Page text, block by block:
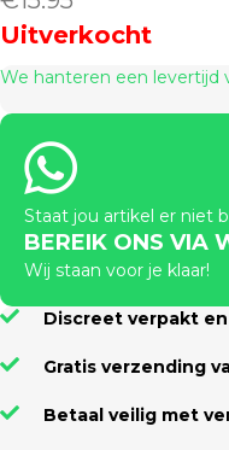
Uitverkocht
We hanteren een levertijd
Staat jou artikel er niet
BEREIK ONS VIA
Wij staan voor je klaar!
Discreet verpakt
Gratis verzending
Betaal veilig met